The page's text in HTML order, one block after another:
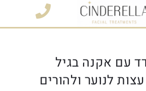
עם אקנה בגיל
לנוער ולהורים